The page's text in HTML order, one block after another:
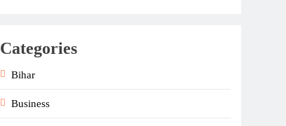
Categories
Bihar
Business